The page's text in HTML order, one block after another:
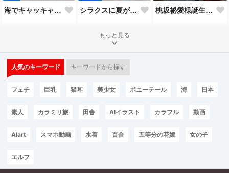
海でキャッキャウフフするやつ第1弾 シラクスに夏がやってきたぜ！ 桃坂祕愛様誕生祝！
もっと見る
人気のキーワード キーワードから探す
フェチ 巨乳 猫耳 美少女 ポニーテール 海 日本
素人 カラミリ旅 田舎 AIイラスト カラフル 動画
AIart スマホ動画 水着 百合 五等分の花嫁 女の子
エルフ